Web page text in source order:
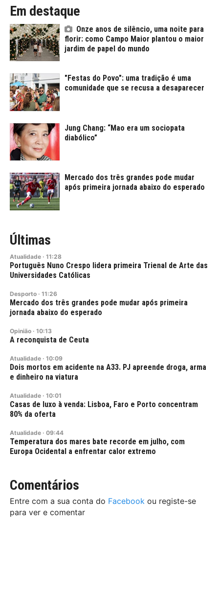
Em destaque
Onze anos de silêncio, uma noite para
florir: como Campo Maior plantou o maior
jardim de papel do mundo
"Festas do Povo": uma tradição é uma
comunidade que se recusa a desaparecer
Jung Chang: “Mao era um sociopata
diabólico”
Mercado dos três grandes pode mudar
após primeira jornada abaixo do esperado
Últimas
Atualidade · 11:28
Português Nuno Crespo lidera primeira Trienal de Arte das
Universidades Católicas
Desporto · 11:26
Mercado dos três grandes pode mudar após primeira
jornada abaixo do esperado
Opinião · 10:13
A reconquista de Ceuta
Atualidade · 10:09
Dois mortos em acidente na A33. PJ apreende droga, arma
e dinheiro na viatura
Atualidade · 10:01
Casas de luxo à venda: Lisboa, Faro e Porto concentram
80% da oferta
Atualidade · 09:44
Temperatura dos mares bate recorde em julho, com
Europa Ocidental a enfrentar calor extremo
Comentários
Entre com a sua conta do Facebook ou registe-se
para ver e comentar